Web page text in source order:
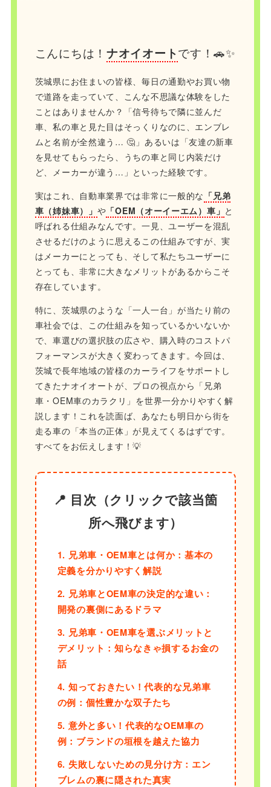
こんにちは！ ナオイオートです！🚗✨
茨城県にお住まいの皆様、毎日の通勤やお買い物
で道路を走っていて、こんな不思議な体験をした
ことはありませんか？「信号待ちで隣に並んだ
車、私の車と見た目はそっくりなのに、エンブレ
ムと名前が全然違う… 🤔」あるいは「友達の新車
を見せてもらったら、うちの車と同じ内装だけ
ど、メーカーが違う…」といった経験です。
実はこれ、自動車業界では非常に一般的な 「兄弟
車（姉妹車）」 や 「OEM（オーイーエム）車」 と
呼ばれる仕組みなんです。一見、ユーザーを混乱
させるだけのように思えるこの仕組みですが、実
はメーカーにとっても、そして私たちユーザーに
とっても、非常に大きなメリットがあるからこそ
存在しています。
特に、茨城県のような「一人一台」が当たり前の
車社会では、この仕組みを知っているかいないか
で、車選びの選択肢の広さや、購入時のコストパ
フォーマンスが大きく変わってきます。今回は、
茨城で長年地域の皆様のカーライフをサポートし
てきたナオイオートが、プロの視点から「兄弟
車・OEM車のカラクリ」を世界一分かりやすく解
説します！これを読面ば、あなたも明日から街を
走る車の「本当の正体」が見えてくるはずです。
すべてをお伝えします！💡
📍 目次（クリックで該当箇
所へ飛びます）
1. 兄弟車・OEM車とは何か：基本の
定義を分かりやすく解説
2. 兄弟車とOEM車の決定的な違い：
開発の裏側にあるドラマ
3. 兄弟車・OEM車を選ぶメリットと
デメリット：知らなきゃ損するお金の
話
4. 知っておきたい！代表的な兄弟車
の例：個性豊かな双子たち
5. 意外と多い！代表的なOEM車の
例：ブランドの垣根を越えた協力
6. 失敗しないための見分け方：エン
ブレムの裏に隠された真実